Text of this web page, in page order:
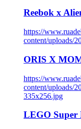
Reebok x
https://
content/uploads/
ORIS X
https://
content/uploads/
335x256.jpg
LEGO Super